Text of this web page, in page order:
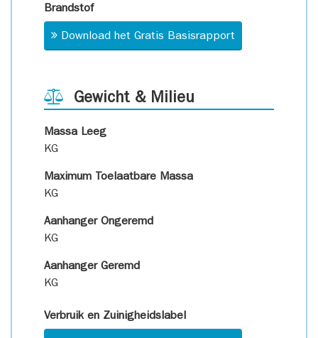
Brandstof
Download het Gratis Basisrapport
Gewicht & Milieu
Massa Leeg
KG
Maximum Toelaatbare Massa
KG
Aanhanger Ongeremd
KG
Aanhanger Geremd
KG
Verbruik en Zuinigheidslabel